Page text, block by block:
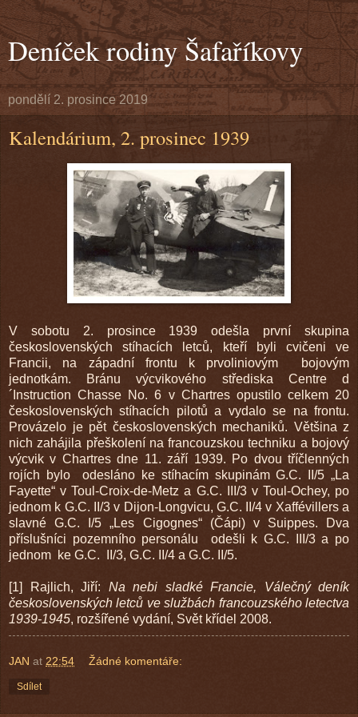
Deníček rodiny Šafaříkovy
pondělí 2. prosince 2019
Kalendárium, 2. prosinec 1939
V sobotu 2. prosince 1939 odešla první skupina
československých stíhacích letců, kteří byli cvičeni ve
Francii, na západní frontu k prvoliniovým bojovým
jednotkám. Bránu výcvikového střediska Centre d
´Instruction Chasse No. 6 v Chartres opustilo celkem 20
československých stíhacích pilotů a vydalo se na frontu.
Provázelo je pět československých mechaniků. Většina z
nich zahájila přeškolení na francouzskou techniku a bojový
výcvik v Chartres dne 11. září 1939. Po dvou tříčlenných
rojích bylo odesláno ke stíhacím skupinám G.C. II/5 „La
Fayette“ v Toul-Croix-de-Metz a G.C. III/3 v Toul-Ochey, po
jednom k G.C. II/3 v Dijon-Longvicu, G.C. II/4 v Xaffévillers a
slavné G.C. I/5 „Les Cigognes“ (Čápi) v Suippes. Dva
příslušníci pozemního personálu odešli k G.C. III/3 a po
jednom ke G.C. II/3, G.C. II/4 a G.C. II/5.
[1] Rajlich, Jiří: Na nebi sladké Francie, Válečný deník
československých letců ve službách francouzského letectva
1939-1945, rozšířené vydání, Svět křídel 2008.
JAN at 22:54 Žádné komentáře:
Sdílet